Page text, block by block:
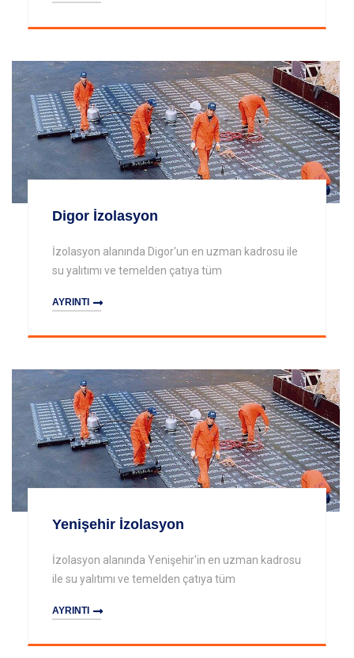
Digor İzolasyon
İzolasyon alanında Digor'un en uzman kadrosu ile
su yalıtımı ve temelden çatıya tüm
AYRINTI
Yenişehir İzolasyon
İzolasyon alanında Yenişehir'in en uzman kadrosu
ile su yalıtımı ve temelden çatıya tüm
AYRINTI